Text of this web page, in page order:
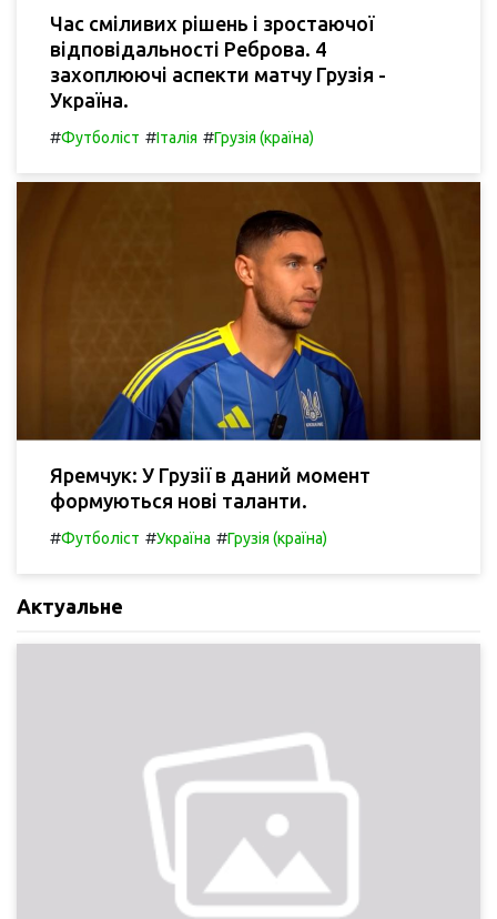
Час сміливих рішень і зростаючої
відповідальності Реброва. 4
захоплюючі аспекти матчу Грузія -
Україна.
#Футболіст #Італія #Грузія (країна)
Яремчук: У Грузії в даний момент
формуються нові таланти.
#Футболіст #Україна #Грузія (країна)
Актуальне